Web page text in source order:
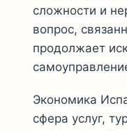
сложности и
вопрос,
продолжает
Экономика
сфера услуг,